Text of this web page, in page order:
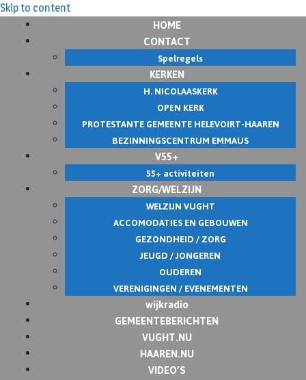
Skip to content
HOME
CONTACT
Spelregels
KERKEN
H. NICOLAASKERK
OPEN KERK
PROTESTANTE GEMEENTE HELEVOIRT-HAAREN
BEZINNINGSCENTRUM EMMAUS
V55+
55+ activiteiten
ZORG/WELZIJN
WELZIJN VUGHT
ACCOMODATIES EN GEBOUWEN
GEZONDHEID / ZORG
JEUGD / JONGEREN
OUDEREN
VERENIGINGEN / EVENEMENTEN
wijkradio
GEMEENTEBERICHTEN
VUGHT.NU
HAAREN.NU
VIDEO’S